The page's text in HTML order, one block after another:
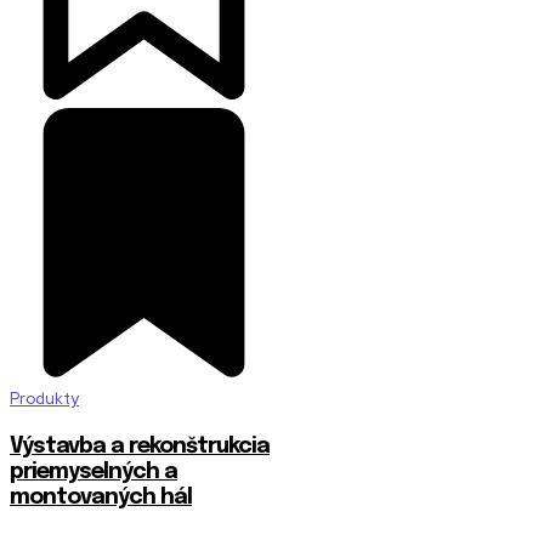
Produkty
Výstavba a rekonštrukcia
priemyselných a
montovaných hál